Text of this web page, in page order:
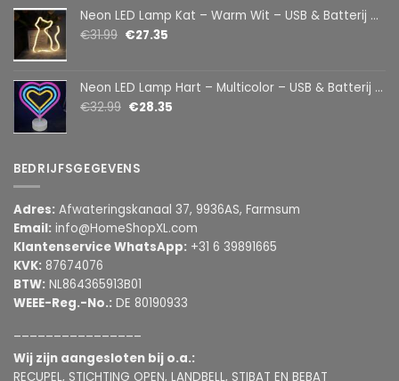
Neon LED Lamp Kat – Warm Wit – USB & Batterij – Decoratieve Tafellamp voor Kinderkamer – 28,5 x 24,5 cm
€31.99 €27.35
Neon LED Lamp Hart – Multicolor – USB & Batterij – Hartvormige Sfeerlamp – Kinderkamer & Slaapkamer – 25,2 x 23 cm
€32.99 €28.35
BEDRIJFSGEGEVENS
Adres: Afwateringskanaal 37, 9936AS, Farmsum
Email: info@HomeShopXL.com
Klantenservice WhatsApp: +31 6 39891665
KVK: 87674076
BTW: NL864365913B01
WEEE-Reg.-No.: DE 80190933
Wij zijn aangesloten bij o.a.:
RECUPEL, STICHTING OPEN, LANDBELL, STIBAT EN BEBAT